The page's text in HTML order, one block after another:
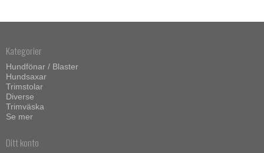
Kategorier
Hundfönar / Blaster
Hundsaxar
Trimstolar
Diverse
Trimväska
Se mer
Ditt konto